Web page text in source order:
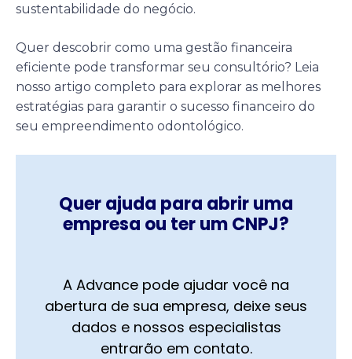
sustentabilidade do negócio.
Quer descobrir como uma gestão financeira
eficiente pode transformar seu consultório? Leia
nosso artigo completo para explorar as melhores
estratégias para garantir o sucesso financeiro do
seu empreendimento odontológico.
Quer ajuda para abrir uma
empresa ou ter um CNPJ?
A Advance pode ajudar você na
abertura de sua empresa, deixe seus
dados e nossos especialistas
entrarão em contato.